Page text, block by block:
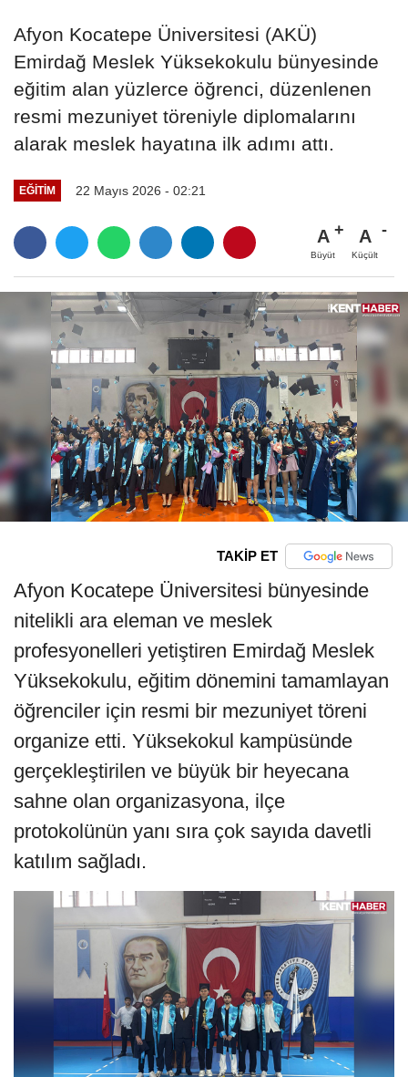
Afyon Kocatepe Üniversitesi (AKÜ)
Emirdağ Meslek Yüksekokulu bünyesinde
eğitim alan yüzlerce öğrenci, düzenlenen
resmi mezuniyet töreniyle diplomalarını
alarak meslek hayatına ilk adımı attı.
EĞITIM 22 Mayıs 2026 - 02:21
A
Büyüt
A
Küçült
TAKİP ET
Afyon Kocatepe Üniversitesi bünyesinde
nitelikli ara eleman ve meslek
profesyonelleri yetiştiren Emirdağ Meslek
Yüksekokulu, eğitim dönemini tamamlayan
öğrenciler için resmi bir mezuniyet töreni
organize etti. Yüksekokul kampüsünde
gerçekleştirilen ve büyük bir heyecana
sahne olan organizasyona, ilçe
protokolünün yanı sıra çok sayıda davetli
katılım sağladı.